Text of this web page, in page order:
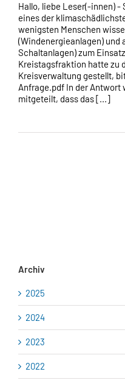
Hallo, liebe Leser(-innen)
eines der
wenigsten Menschen
(Windenergieanlagen) und
Schaltanlagen) zum
Kreistagsfraktion hatte zu
Kreisverwaltung gestellt,
Anfrage.pdf In der Antwort
mitgeteilt, dass das [...]
Archiv
2025
2024
2023
2022